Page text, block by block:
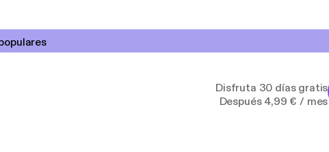
Disfruta 30 días gratis
Después 4,99 € / mes